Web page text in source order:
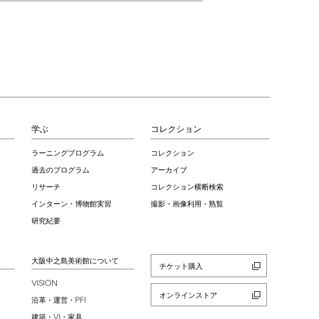
学ぶ
ラーニングプログラム
過去のプログラム
リサーチ
インターン・博物館実習
研究紀要
コレクション
コレクション
アーカイブ
コレクション横断検索
撮影・画像利用・熟覧
大阪中之島美術館について
VISION
沿革・運営・ PFI
チケット購入
オンラインストア